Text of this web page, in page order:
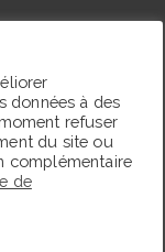
études théâtrales,
en études
et membre du
en 2009, a
et de
données à des
refuser
du site ou
complémentaire
de